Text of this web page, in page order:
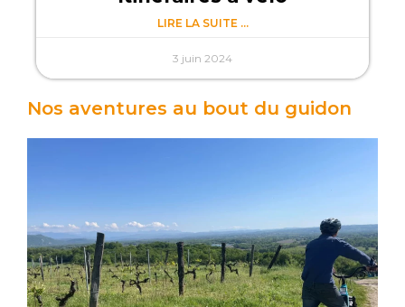
LIRE LA SUITE ...
3 juin 2024
Nos aventures au bout du guidon